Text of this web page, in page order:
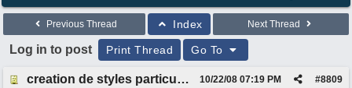
Previous Thread Index Next Thread
Log in to post Print Thread Go To
creation de styles particuliers #8809
10/22/08 07:19 PM